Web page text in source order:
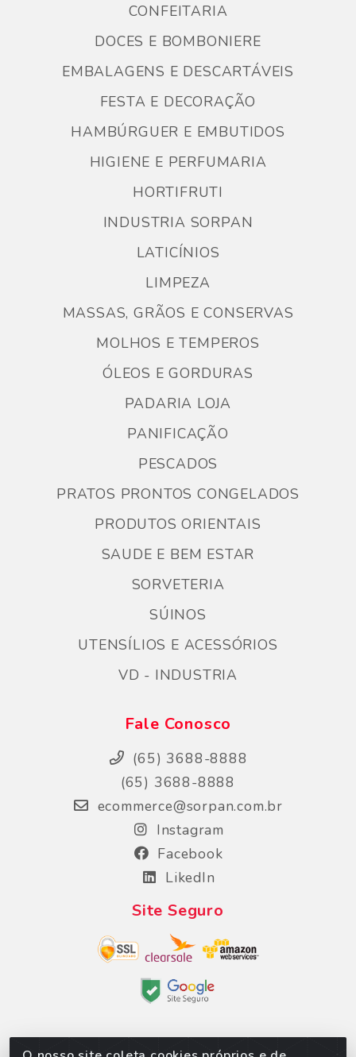
CONFEITARIA
DOCES E BOMBONIERE
EMBALAGENS E DESCARTÁVEIS
FESTA E DECORAÇÃO
HAMBÚRGUER E EMBUTIDOS
HIGIENE E PERFUMARIA
HORTIFRUTI
INDUSTRIA SORPAN
LATICÍNIOS
LIMPEZA
MASSAS, GRÃOS E CONSERVAS
MOLHOS E TEMPEROS
ÓLEOS E GORDURAS
PADARIA LOJA
PANIFICAÇÃO
PESCADOS
PRATOS PRONTOS CONGELADOS
PRODUTOS ORIENTAIS
SAUDE E BEM ESTAR
SORVETERIA
SÚINOS
UTENSÍLIOS E ACESSÓRIOS
VD - INDUSTRIA
Fale Conosco
(65) 3688-8888
(65) 3688-8888
ecommerce@sorpan.com.br
Instagram
Facebook
LikedIn
Site Seguro